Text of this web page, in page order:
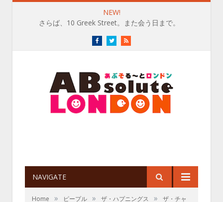
NEW!
さらば、10 Greek Street。また会う日まで。
FacebookTwitterRSS
NAVIGATE
Home » ピープル » ザ・ハプニングス »
ザ・チャ